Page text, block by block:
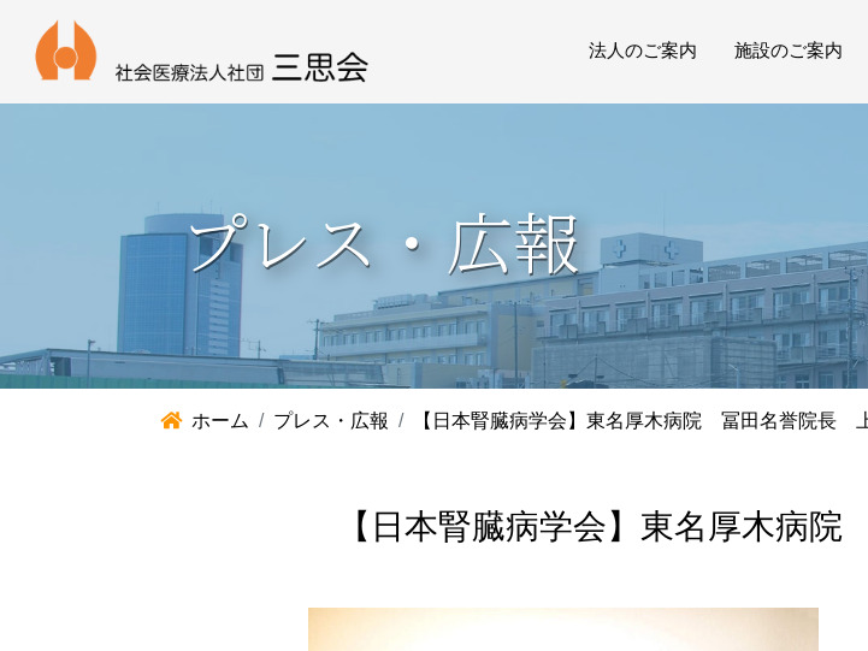
法人のご案内
沿革
ロゴについて
地域への取り組み
施設のご案内
介護・福祉施設
目的別施設案内
プレス・広報
ホーム プレス・広報 【日本腎臓病学会】東名厚木病院 冨田名誉院長
【日本腎臓病学会】東名厚木病